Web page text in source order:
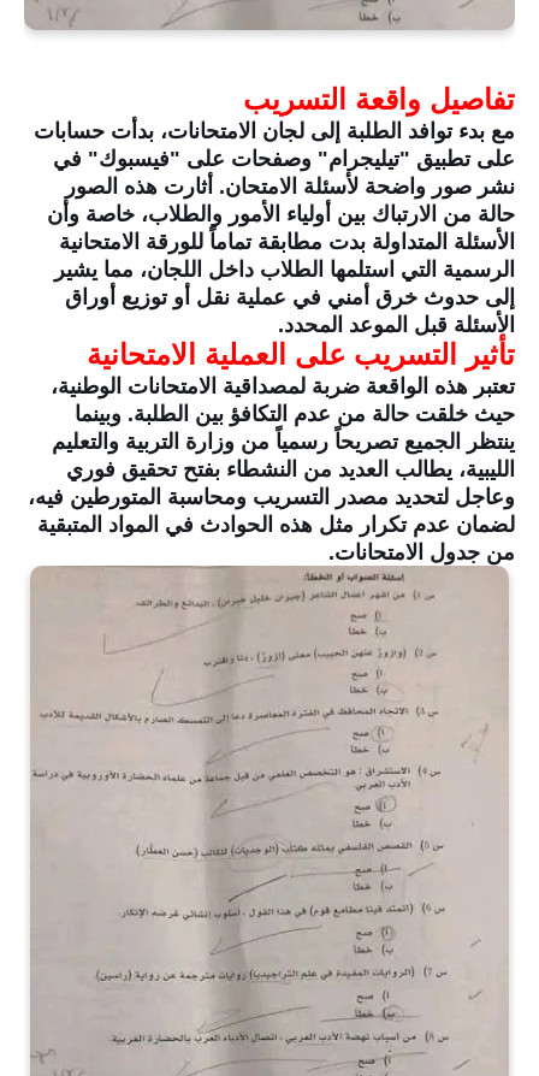
تفاصيل واقعة التسريب
مع بدء توافد الطلبة إلى لجان الامتحانات، بدأت حسابات
على تطبيق "تيليجرام" وصفحات على "فيسبوك" في
نشر صور واضحة لأسئلة الامتحان. أثارت هذه الصور
حالة من الارتباك بين أولياء الأمور والطلاب، خاصة وأن
الأسئلة المتداولة بدت مطابقة تماماً للورقة الامتحانية
الرسمية التي استلمها الطلاب داخل اللجان، مما يشير
إلى حدوث خرق أمني في عملية نقل أو توزيع أوراق
الأسئلة قبل الموعد المحدد.
تأثير التسريب على العملية الامتحانية
تعتبر هذه الواقعة ضربة لمصداقية الامتحانات الوطنية،
حيث خلقت حالة من عدم التكافؤ بين الطلبة. وبينما
ينتظر الجميع تصريحاً رسمياً من وزارة التربية والتعليم
الليبية، يطالب العديد من النشطاء بفتح تحقيق فوري
وعاجل لتحديد مصدر التسريب ومحاسبة المتورطين فيه،
لضمان عدم تكرار مثل هذه الحوادث في المواد المتبقية
من جدول الامتحانات.